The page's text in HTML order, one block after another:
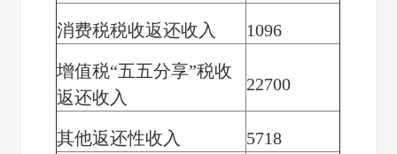
消费税税收返还收入 1096
增值税“五五分享”税收
返还收入
22700
其他返还性收入 5718